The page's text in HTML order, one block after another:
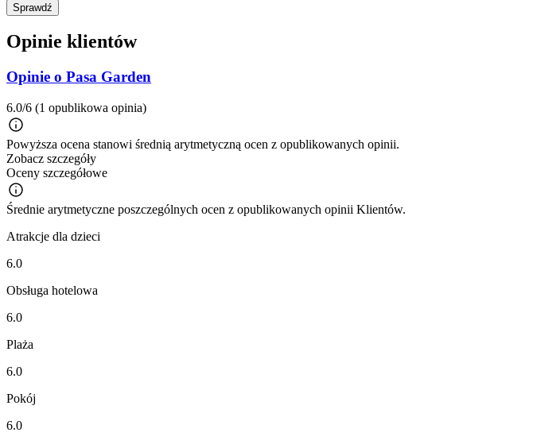
Sprawdź
Opinie klientów
Opinie o Pasa Garden
6.0/6 (1 opublikowa opinia)
Powyższa ocena stanowi średnią arytmetyczną ocen z opublikowanych opinii.
Zobacz szczegóły
Oceny szczegółowe
Średnie arytmetyczne poszczególnych ocen z opublikowanych opinii Klientów.
Atrakcje dla dzieci
6.0
Obsługa hotelowa
6.0
Plaża
6.0
Pokój
6.0